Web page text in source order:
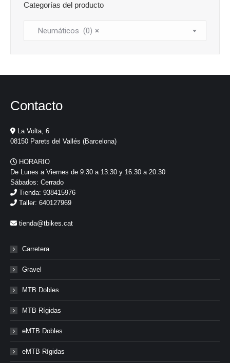
Categorías del producto
×
Neumáticos (0)
Contacto
La Volta, 6
08150 Parets del Vallés (Barcelona)
HORARIO
De Lunes a Viernes de 9:30 a 13:30 y 16:30 a 20:30
Sábados: Cerrado
Tienda: 938415976
Taller: 640127969
tienda@tbikes.cat
Carretera
Gravel
MTB Dobles
MTB Rígidas
eMTB Dobles
eMTB Rígidas